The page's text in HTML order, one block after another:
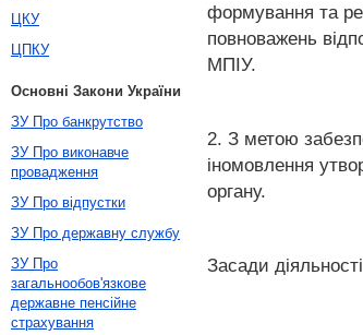
формування та
повноважень
МПІУ.
2. З метою
іномовлення
органу.
Засади
ЦКУ
ЦПКУ
Основні Закони України
ЗУ Про банкрутство
ЗУ Про виконавче
провадження
ЗУ Про відпустки
ЗУ Про державну службу
ЗУ Про
загальнообов'язкове
державне пенсійне
страхування